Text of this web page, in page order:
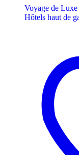
Voyage de
Hôtels haut de